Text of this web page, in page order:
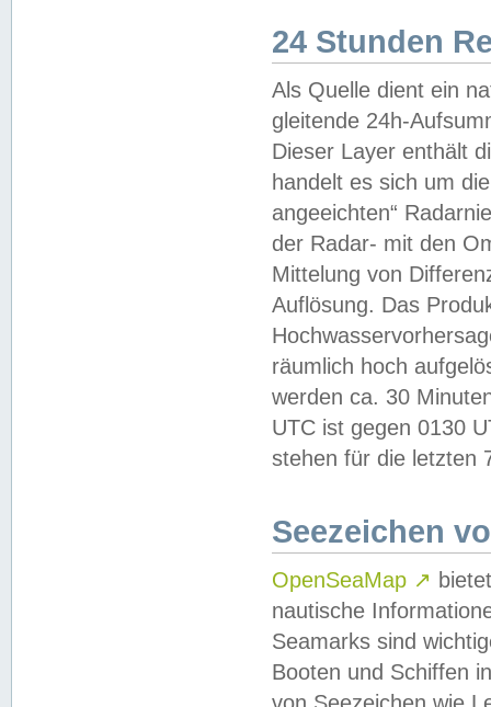
24 Stunden
Als Quelle dient ein
gleitende 24h-
Dieser Layer enthält
handelt es sich um
angeeichten“
der Radar- mit den
Mittelung von
Auflösung. Das
räumlich hoch
werden ca. 30
UTC ist gegen 0130
stehen für die letzten
Seezeichen
OpenSeaMap ↗
nautische
Seamarks sind
Booten und Schiffen